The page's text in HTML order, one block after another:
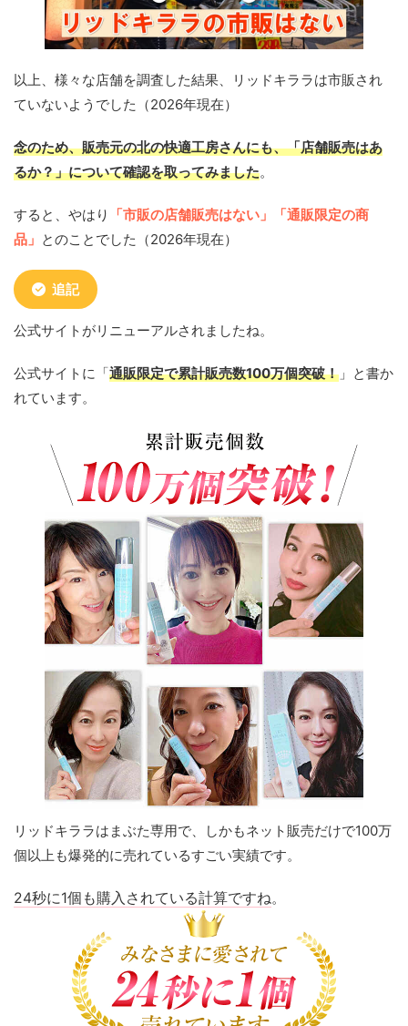
以上、様々な店舗を調査した結果、リッドキララは市販され
ていないようでした（2026年現在）
念のため、販売元の北の快適工房さんにも、「店舗販売はあ
るか？」について確認を取ってみました。
すると、やはり
「市販の店舗販売はない」「通販限定の商
品」 とのことでした（2026年現在）
追記
公式サイトがリニューアルされましたね。
公式サイトに「通販限定で累計販売数100万個突破！ 」と書か
れています。
リッドキララはまぶた専用で、しかもネット販売だけで100万
個以上も爆発的に売れているすごい実績です。
24秒に1個も購入されている計算ですね。